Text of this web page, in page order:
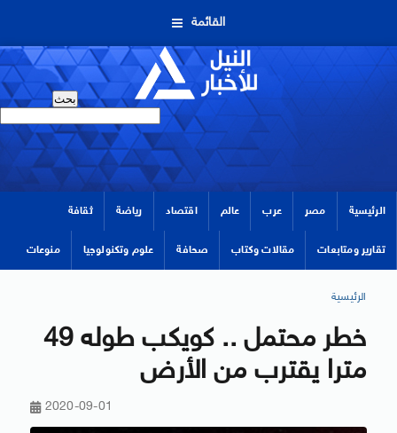
القائمة
الرئيسية مصر عرب عالم اقتصاد رياضة ثقافة
تقارير ومتابعات مقالات وكتاب صحافة علوم وتكنولوجيا منوعات
الرئيسية
خطر محتمل .. كويكب طوله 49
مترا يقترب من الأرض
2020-09-01